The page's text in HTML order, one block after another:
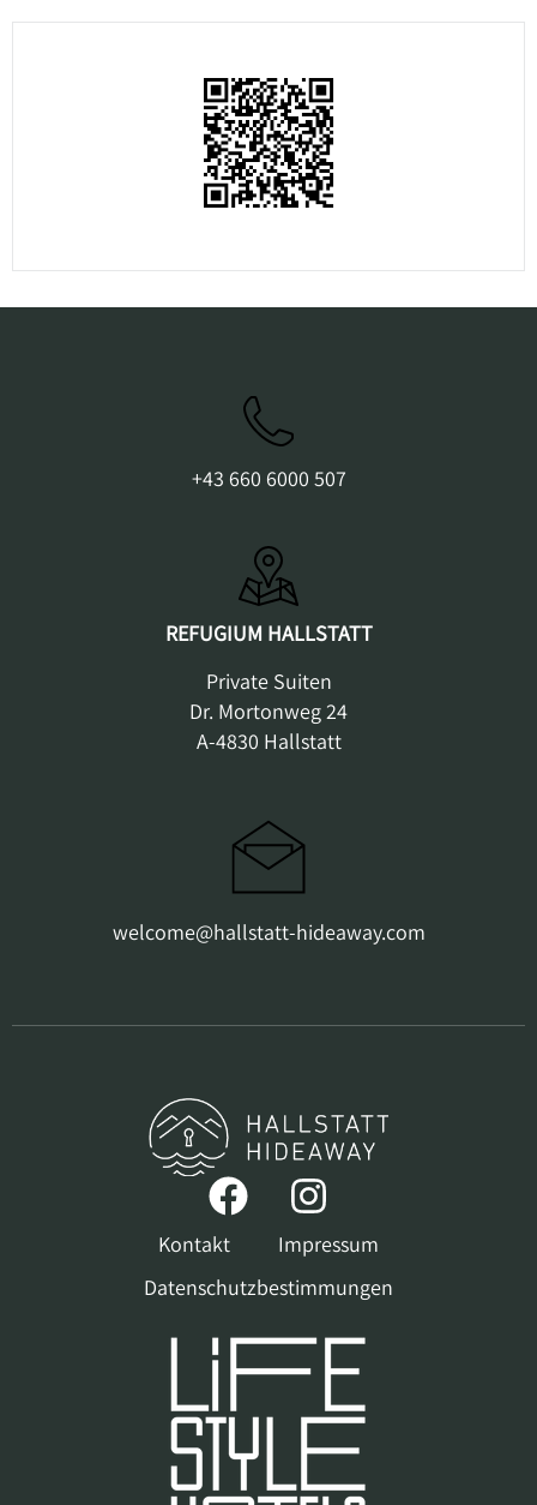
+43 660 6000 507
REFUGIUM HALLSTATT
Private Suiten
Dr. Mortonweg 24
A-4830 Hallstatt
welcome@hallstatt-hideaway.com
Kontakt
Impressum
Datenschutzbestimmungen